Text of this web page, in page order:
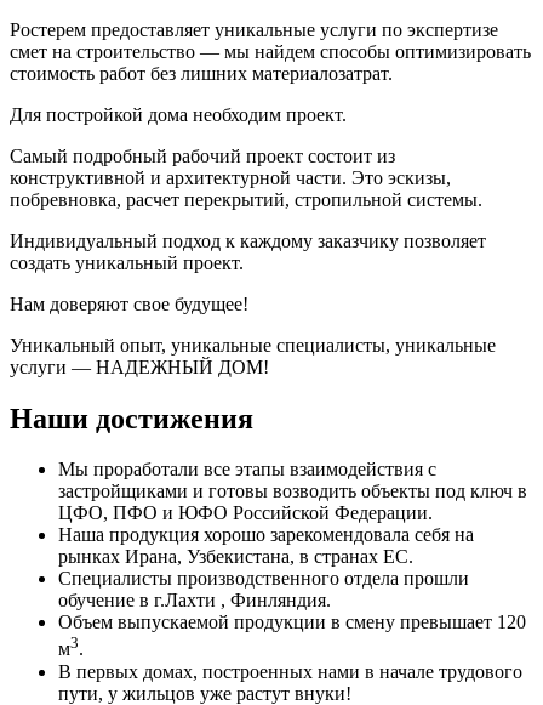
Ростерем предоставляет уникальные услуги по экспертизе
смет на строительство — мы найдем способы оптимизировать
стоимость работ без лишних материалозатрат.
Для постройкой дома необходим проект.
Самый подробный рабочий проект состоит из
конструктивной и архитектурной части. Это эскизы,
побревновка, расчет перекрытий, стропильной системы.
Индивидуальный подход к каждому заказчику позволяет
создать уникальный проект.
Нам доверяют свое будущее!
Уникальный опыт, уникальные специалисты, уникальные
услуги — НАДЕЖНЫЙ ДОМ!
Наши достижения
Мы проработали все этапы взаимодействия с
застройщиками и готовы возводить объекты под ключ в
ЦФО, ПФО и ЮФО Российской Федерации.
Наша продукция хорошо зарекомендовала себя на
рынках Ирана, Узбекистана, в странах ЕС.
Специалисты производственного отдела прошли
обучение в г.Лахти , Финляндия.
Объем выпускаемой продукции в смену превышает 120
м3.
В первых домах, построенных нами в начале трудового
пути, у жильцов уже растут внуки!